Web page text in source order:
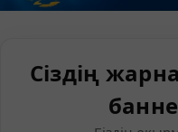
Сіздің